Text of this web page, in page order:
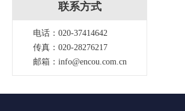
联系方式
电话：020-37414642
传真：020-28276217
邮箱：info@encou.com.cn